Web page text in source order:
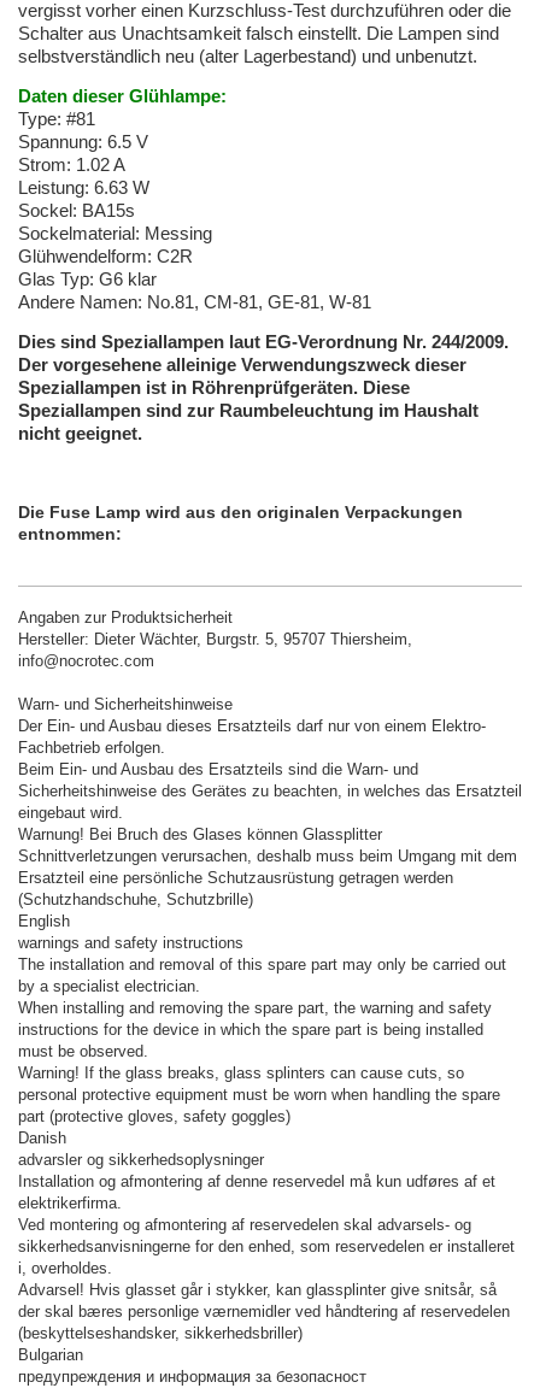
vergisst vorher einen Kurzschluss-Test durchzuführen oder die
Schalter aus Unachtsamkeit falsch einstellt. Die Lampen sind
selbstverständlich neu (alter Lagerbestand) und unbenutzt.
Daten dieser Glühlampe:
Type: #81
Spannung: 6.5 V
Strom: 1.02 A
Leistung: 6.63 W
Sockel: BA15s
Sockelmaterial: Messing
Glühwendelform: C2R
Glas Typ: G6 klar
Andere Namen: No.81, CM-81, GE-81, W-81
Dies sind Speziallampen laut EG-Verordnung Nr. 244/2009.
Der vorgesehene alleinige Verwendungszweck dieser
Speziallampen ist in Röhrenprüfgeräten. Diese
Speziallampen sind zur Raumbeleuchtung im Haushalt
nicht geeignet.
Die Fuse Lamp wird aus den originalen Verpackungen
entnommen:
Angaben zur Produktsicherheit
Hersteller: Dieter Wächter, Burgstr. 5, 95707 Thiersheim,
info@nocrotec.com
Warn- und Sicherheitshinweise
Der Ein- und Ausbau dieses Ersatzteils darf nur von einem Elektro-
Fachbetrieb erfolgen.
Beim Ein- und Ausbau des Ersatzteils sind die Warn- und
Sicherheitshinweise des Gerätes zu beachten, in welches das Ersatzteil
eingebaut wird.
Warnung! Bei Bruch des Glases können Glassplitter
Schnittverletzungen verursachen, deshalb muss beim Umgang mit dem
Ersatzteil eine persönliche Schutzausrüstung getragen werden
(Schutzhandschuhe, Schutzbrille)
English
warnings and safety instructions
The installation and removal of this spare part may only be carried out
by a specialist electrician.
When installing and removing the spare part, the warning and safety
instructions for the device in which the spare part is being installed
must be observed.
Warning! If the glass breaks, glass splinters can cause cuts, so
personal protective equipment must be worn when handling the spare
part (protective gloves, safety goggles)
Danish
advarsler og sikkerhedsoplysninger
Installation og afmontering af denne reservedel må kun udføres af et
elektrikerfirma.
Ved montering og afmontering af reservedelen skal advarsels- og
sikkerhedsanvisningerne for den enhed, som reservedelen er installeret
i, overholdes.
Advarsel! Hvis glasset går i stykker, kan glassplinter give snitsår, så
der skal bæres personlige værnemidler ved håndtering af reservedelen
(beskyttelseshandsker, sikkerhedsbriller)
Bulgarian
предупреждения и информация за безопасност